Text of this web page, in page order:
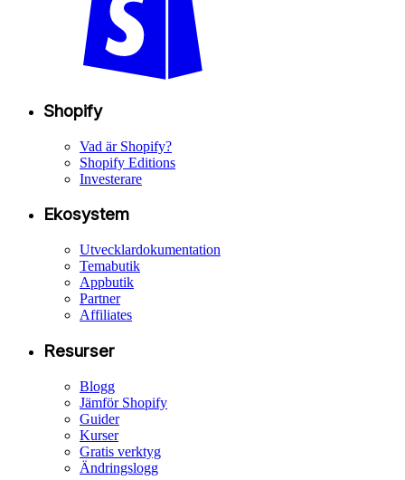
Shopify
Vad är Shopify?
Shopify Editions
Investerare
Ekosystem
Utvecklardokumentation
Temabutik
Appbutik
Partner
Affiliates
Resurser
Blogg
Jämför Shopify
Guider
Kurser
Gratis verktyg
Ändringslogg